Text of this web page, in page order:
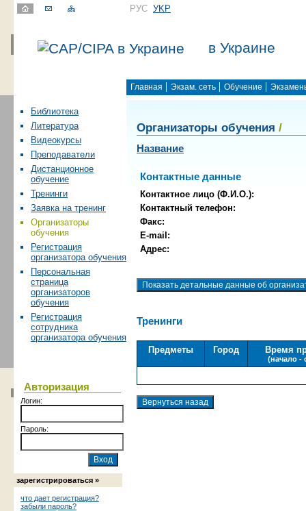
РУС УKР
в Украине
Главная Экзам. сеть Обучение
Библиотека
Литература
Видеокурсы
Преподаватели
Дистанционное
обучение
Тренинги
Заявка на тренинг
Организаторы
обучения
Регистрация
организатора обучения
Персональная
страница
организаторов
обучения
Регистрация
сотрудника
организатора обучения
Авторизация
Логин:
Пароль:
зарегистрироваться »
что дает регистрация?
забыли пароль?
Организаторы обучения /
Название
Контактные данные
Контактное лицо (Ф.И.О.):
Контактный телефон:
Факс:
E-mail:
Адрес:
Тренинги
Предметы Город Время
(начало -